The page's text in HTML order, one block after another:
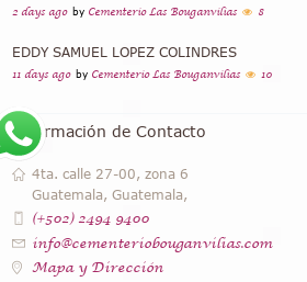
2 days ago by Cementerio Las Bouganvilias 8
EDDY SAMUEL LOPEZ COLINDRES
11 days ago by Cementerio Las Bouganvilias 10
Información de Contacto
4ta. calle 27-00, zona 6
Guatemala, Guatemala,
(+502) 2494 9400
info@cementeriobouganvilias.com
Mapa y Dirección